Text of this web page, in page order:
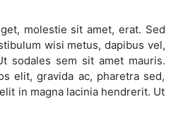
molestie sit amet, erat. Sed
wisi metus, dapibus vel,
sodales sem sit amet mauris.
elit, gravida ac, pharetra sed,
in magna lacinia hendrerit. Ut